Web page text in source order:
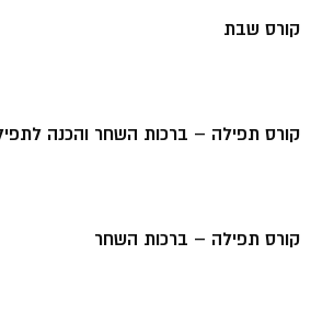
קורס שבת
קורס תפילה – ברכות השחר והכנה
קורס תפילה – ברכות השחר